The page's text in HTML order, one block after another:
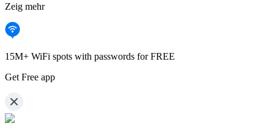
Zeig mehr
15M+ WiFi spots with passwords for FREE
Get Free app